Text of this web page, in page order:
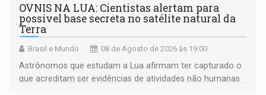
OVNIS NA LUA: Cientistas alertam para
possível base secreta no satélite natural da
Terra
Brasil e Mundo 08 de Agosto de 2026 às 19:00
Astrônomos que estudam a Lua afirmam ter capturado o
que acreditam ser evidências de atividades não humanas